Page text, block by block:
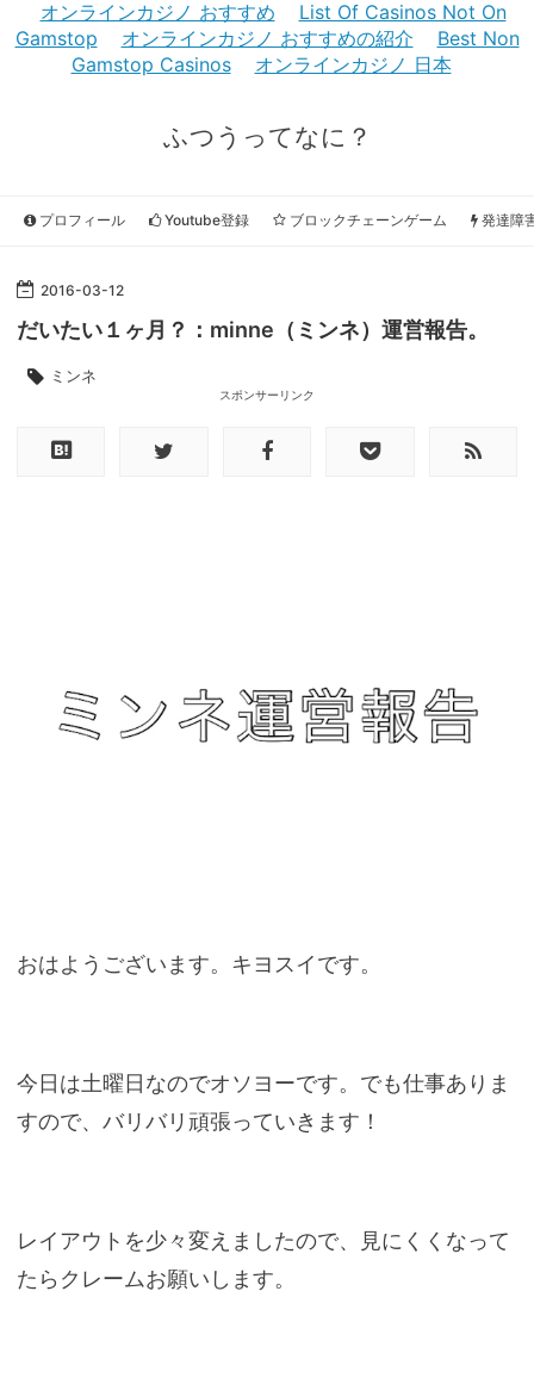
オンラインカジノ おすすめ
List Of Casinos Not On
Gamstop
オンラインカジノ おすすめの紹介
Best Non
Gamstop Casinos
オンラインカジノ 日本
ふつうってなに？
プロフィール Youtube登録 ブロックチェーンゲーム 発達障
2016-03-12
だいたい１ヶ月？：minne（ミンネ）運営報告。
ミンネ
スポンサーリンク
おはようございます。キヨスイです。
今日は土曜日なのでオソヨーです。でも仕事ありま
すので、バリバリ頑張っていきます！
レイアウトを少々変えましたので、見にくくなって
たらクレームお願いします。